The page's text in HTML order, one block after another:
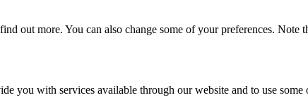
out more. You can also change some of your preferences.
you with services available through our website and to use some